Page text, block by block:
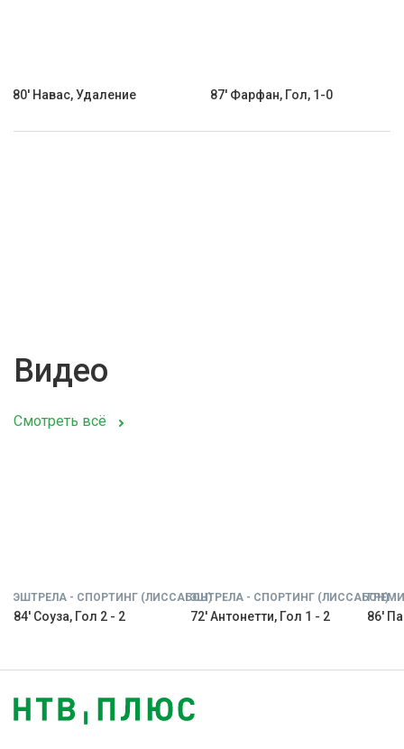
80' Навас, Удаление 87' Фарфан, Гол, 1-0
Видео
Смотреть всё
ЭШТРЕЛА - СПОРТИНГ (ЛИССАБОН)
84' Соуза, Гол 2 - 2
ЭШТРЕЛА - СПОРТИНГ (ЛИССАБОН)
72' Антонетти, Гол 1 - 2 86'